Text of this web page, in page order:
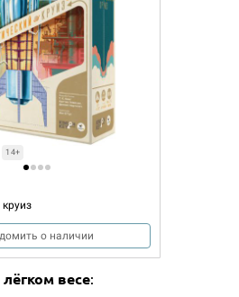
14+
круиз
о наличии
весе: